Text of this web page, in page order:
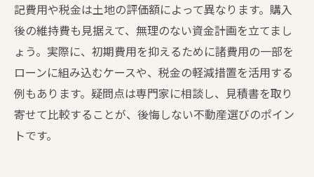
記費用や税金は土地の評価額によって異なります。購入
後の維持費も見据えて、無理のない資金計画を立てまし
ょう。実際に、初期費用を抑えるために諸費用の一部を
ローンに組み込むケースや、税金の軽減措置を活用する
例もあります。疑問点は専門家に相談し、見積書を取り
寄せて比較することが、後悔しない不動産選びのポイン
トです。